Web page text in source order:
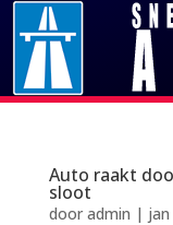
Auto raakt
sloot
door admin |